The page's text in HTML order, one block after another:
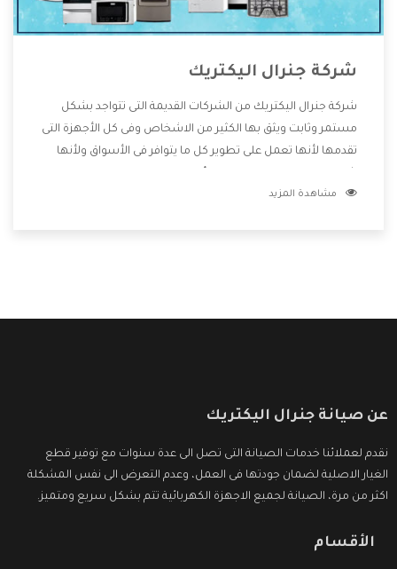
شركة جنرال اليكتريك
شركة جنرال اليكتريك من الشركات القديمة التى تتواجد بشكل
مستمر وثابت ويثق بها الكثير من الاشخاص وفى كل الأجهزة التى
تقدمها لأنها تعمل على تطوير كل ما يتوافر فى الأسواق ولأنها
المنتجات وتقدم للعملاء أقوى العروض والخصومات التى تسهل
مشاهدة المزيد
عن صيانة جنرال اليكتريك
نقدم لعملائنا خدمات الصيانة التى تصل الى عدة سنوات مع توفير قطع
الغيار الاصلية لضمان جودتها فى العمل، وعدم التعرض الى نفس المشكلة
اكثر من مرة، الصيانة لجميع الاجهزة الكهربائية تتم بشكل سريع ومتميز.
الأقسام